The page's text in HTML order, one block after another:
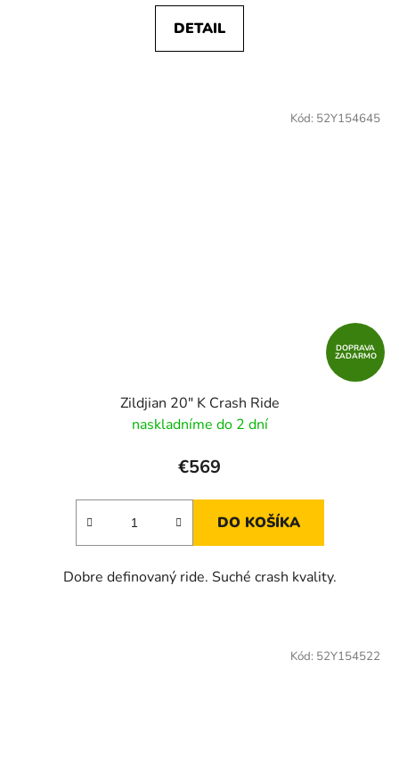
DETAIL
DOPRAVA
ZADARMO
Zildjian 20" K Crash Ride
naskladníme do 2 dní
€569
DO KOŠÍKA
Dobre definovaný ride. Suché crash kvality.
Kód: 52Y154645
Kód: 52Y154522